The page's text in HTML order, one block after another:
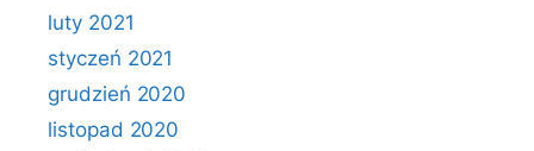
luty 2021
styczeń 2021
grudzień 2020
listopad 2020